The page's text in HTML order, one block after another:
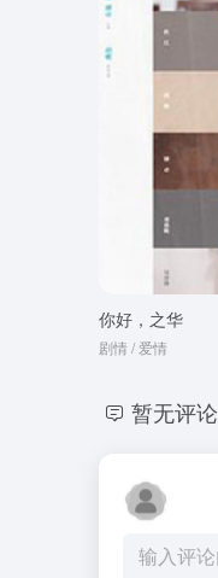
你好，之华
剧情 / 爱情
暂无评论